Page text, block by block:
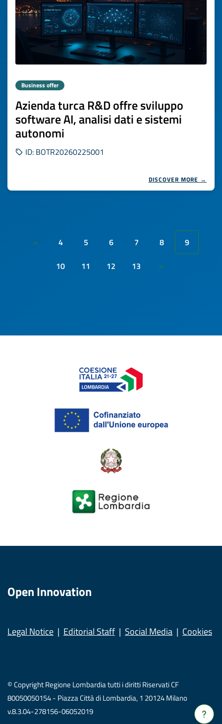
Verrà
Business offer
Azienda turca R&D offre sviluppo
software AI, analisi dati e sistemi
autonomi
ID: BOTR20260225001
DISCOVER MORE →
« 4 5 6 7 8
9
10
11 12 13 »
Open Innovation
Legal Notice Editorial Staff Social Media Cookies
© Copyright Regione Lombardia tutti i diritti Riservati CF
80050050154 - Piazza Città di Lombardia, 1 20124 Milano
v.8.3.04-278156-06052019